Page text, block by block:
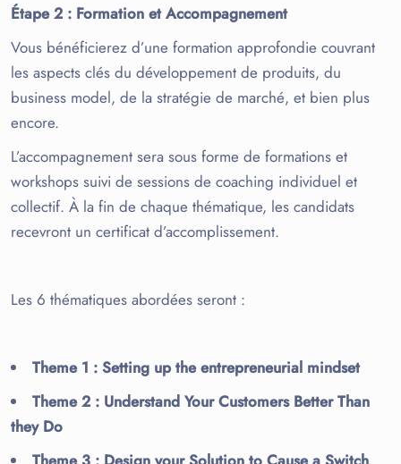
Étape 2 : Formation et Accompagnement
Vous bénéficierez d’une formation approfondie couvrant
les aspects clés du développement de produits, du
business model, de la stratégie de marché, et bien plus
encore.
L’accompagnement sera sous forme de formations et
workshops suivi de sessions de coaching individuel et
collectif. À la fin de chaque thématique, les candidats
recevront un certificat d’accomplissement.
Les 6 thématiques abordées seront :
Theme 1 : Setting up the entrepreneurial mindset
Theme 2 : Understand Your Customers Better Than
they Do